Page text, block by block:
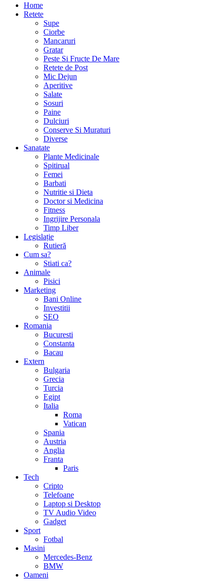
Home
Retete
Supe
Ciorbe
Mancaruri
Gratar
Peste Si Fructe De Mare
Retete de Post
Mic Dejun
Aperitive
Salate
Sosuri
Paine
Dulciuri
Conserve Si Muraturi
Diverse
Sanatate
Plante Medicinale
Spitirual
Femei
Barbati
Nutritie si Dieta
Doctor si Medicina
Fitness
Ingrijire Personala
Timp Liber
Legislație
Rutieră
Cum sa?
Stiati ca?
Animale
Pisici
Marketing
Bani Online
Investitii
SEO
Romania
Bucuresti
Constanta
Bacau
Extern
Bulgaria
Grecia
Turcia
Egipt
Italia
Roma
Vatican
Spania
Austria
Anglia
Franta
Paris
Tech
Cripto
Telefoane
Laptop si Desktop
TV Audio Video
Gadget
Sport
Fotbal
Masini
Mercedes-Benz
BMW
Oameni